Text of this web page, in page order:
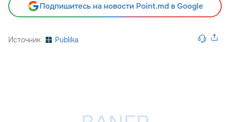
Подпишитесь на новости Point.md в Google
Источник Publika